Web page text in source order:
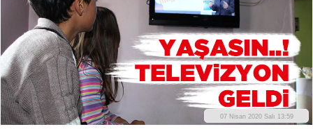
07 Nisan 2020 Salı 13:59